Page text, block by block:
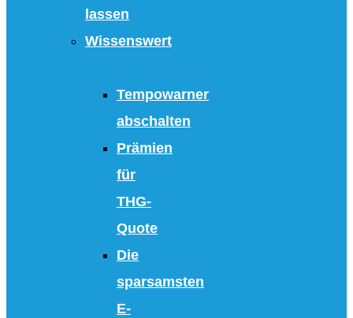
lassen
Wissenswert
Tempowarner
abschalten
Prämien
für
THG-
Quote
Die
sparsamsten
E-